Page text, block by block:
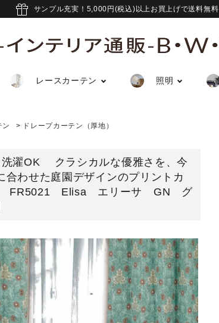
サンプル充実！5,000円(税込)以上お買上げで送料無料
レースカーテン 照明
ン > ドレープカーテン（厚地）
洗濯OK クラシカルな優雅さを、今
合わせた庭園デザインのプリントカ
FR5021 Elisa エリーサ GN グ